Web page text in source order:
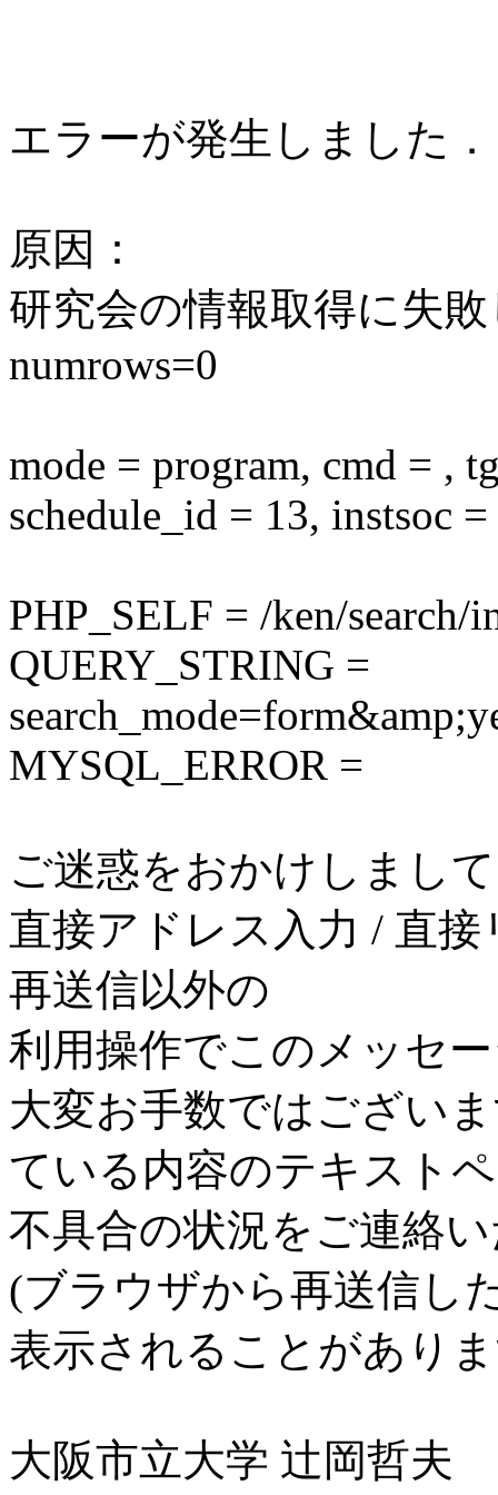
エラーが発生しました．
原因：
研究会の情報取得に失
numrows=0
mode = program, cmd = ,
schedule_id = 13, instsoc
PHP_SELF = /ken/search/
QUERY_STRING =
MYSQL_ERROR =
ご迷惑をおかけしまし
直接アドレス入力 / 直
再送信以外の
利用操作でこのメッセ
大変お手数ではござい
ている内容のテキスト
不具合の状況をご連絡
(ブラウザから再送信し
表示されることがあり
大阪市立大学 辻岡哲夫